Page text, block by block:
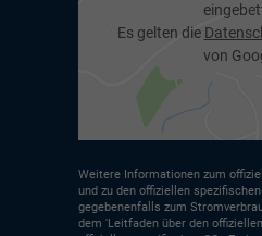
Es gelten die
von
Weitere Informationen zum
und zu den offiziellen spezifischen
gegebenenfalls zum
dem 'Leitfaden über den